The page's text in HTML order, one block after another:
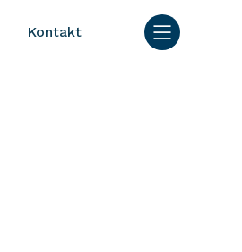
Kontakt